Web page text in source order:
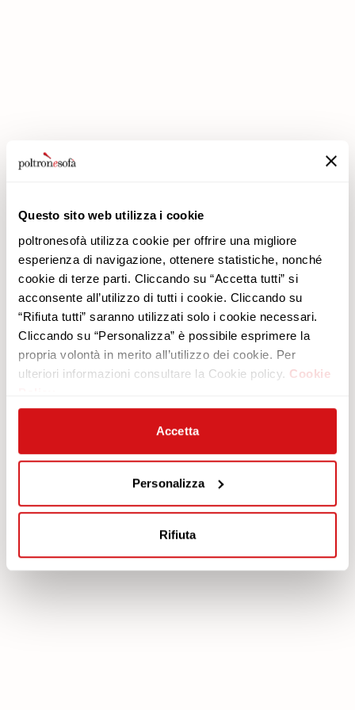
Questo sito web utilizza i cookie
poltronesofà utilizza cookie per offrire una migliore
esperienza di navigazione, ottenere statistiche, nonché
cookie di terze parti. Cliccando su “Accetta tutti” si
acconsente all’utilizzo di tutti i cookie. Cliccando su
“Rifiuta tutti” saranno utilizzati solo i cookie necessari.
Cliccando su “Personalizza” è possibile esprimere la
propria volontà in merito all’utilizzo dei cookie. Per
ulteriori informazioni consultare la Cookie policy. Cookie
Accetta
Personalizza
Rifiuta
Azienda
Perché Sceglierci
Negozi
Lavora con noi
Contatti
Newsletter
Prodotti
Promozioni
Rivestimenti
Divani
Poltrone
Cookie policy
Codice etico
Whistleblowing
Servizi
Piano protezione